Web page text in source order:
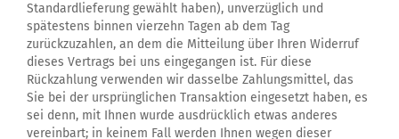
Standardlieferung gewählt haben), unverzüglich und
spätestens binnen vierzehn Tagen ab dem Tag
zurückzuzahlen, an dem die Mitteilung über Ihren Widerruf
dieses Vertrags bei uns eingegangen ist. Für diese
Rückzahlung verwenden wir dasselbe Zahlungsmittel, das
Sie bei der ursprünglichen Transaktion eingesetzt haben, es
sei denn, mit Ihnen wurde ausdrücklich etwas anderes
vereinbart; in keinem Fall werden Ihnen wegen dieser